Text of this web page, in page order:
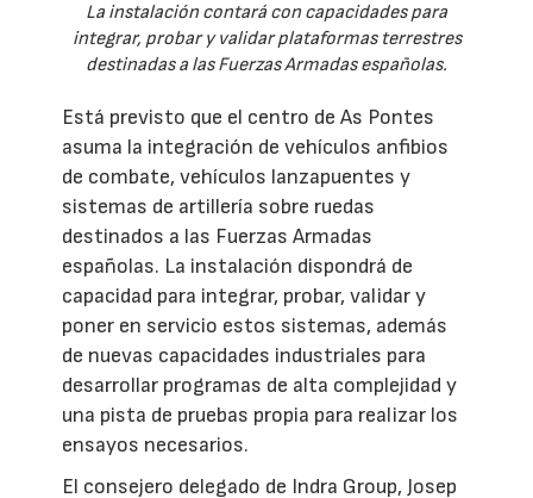
La instalación contará con capacidades para
integrar, probar y validar plataformas terrestres
destinadas a las Fuerzas Armadas españolas.
Está previsto que el centro de As Pontes
asuma la integración de vehículos anfibios
de combate, vehículos lanzapuentes y
sistemas de artillería sobre ruedas
destinados a las Fuerzas Armadas
españolas. La instalación dispondrá de
capacidad para integrar, probar, validar y
poner en servicio estos sistemas, además
de nuevas capacidades industriales para
desarrollar programas de alta complejidad y
una pista de pruebas propia para realizar los
ensayos necesarios.
El consejero delegado de Indra Group, Josep